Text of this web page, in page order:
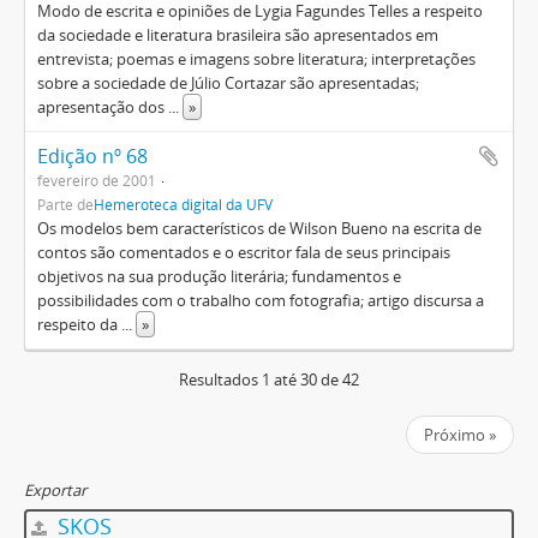
Modo de escrita e opiniões de Lygia Fagundes Telles a respeito
da sociedade e literatura brasileira são apresentados em
entrevista; poemas e imagens sobre literatura; interpretações
sobre a sociedade de Júlio Cortazar são apresentadas;
apresentação dos ... »
Edição nº 68
fevereiro de 2001
Parte deHemeroteca digital da UFV
Os modelos bem característicos de Wilson Bueno na escrita de
contos são comentados e o escritor fala de seus principais
objetivos na sua produção literária; fundamentos e
possibilidades com o trabalho com fotografia; artigo discursa a
respeito da ... »
Resultados 1 até 30 de 42
Próximo »
Exportar
SKOS